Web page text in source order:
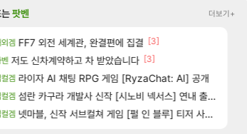
Ssf 정의를 내려 버린 디시인 [6]
야동 투척하고 간다 [14]
게이머라면 필수로 알아야 할 것 [116]
100:8 보다 효율이 좋은 상향된 아제나 ㄷㄷ
[102]
빵값 문의 후기 [83]
팟벤 더보기+
겜 FF7 외전 세계관, 완결편에 집결 [3]
저도 신차계약하고 차 받았습니다 [3]
겜 라이자 AI 채팅 RPG 게임 [RyzaChat: AI] 공개
겜 섬란 카구라 개발사 신작 [시노비 넥서스] 연내 출시 예정
겜 넷마블, 신작 서브컬쳐 게임 [펄 인 블루] 티저 사이트 오픈